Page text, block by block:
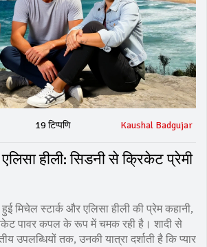
19 टिप्पणि Kaushal Badgujar
हीली: सिडनी से क्रिकेट प्रेमी
मिचेल स्टार्क और एलिसा हीली की प्रेम कहानी,
पावर कपल के रूप में चमक रही है। शादी से
उपलब्धियों तक, उनकी यात्रा दर्शाती है कि प्यार